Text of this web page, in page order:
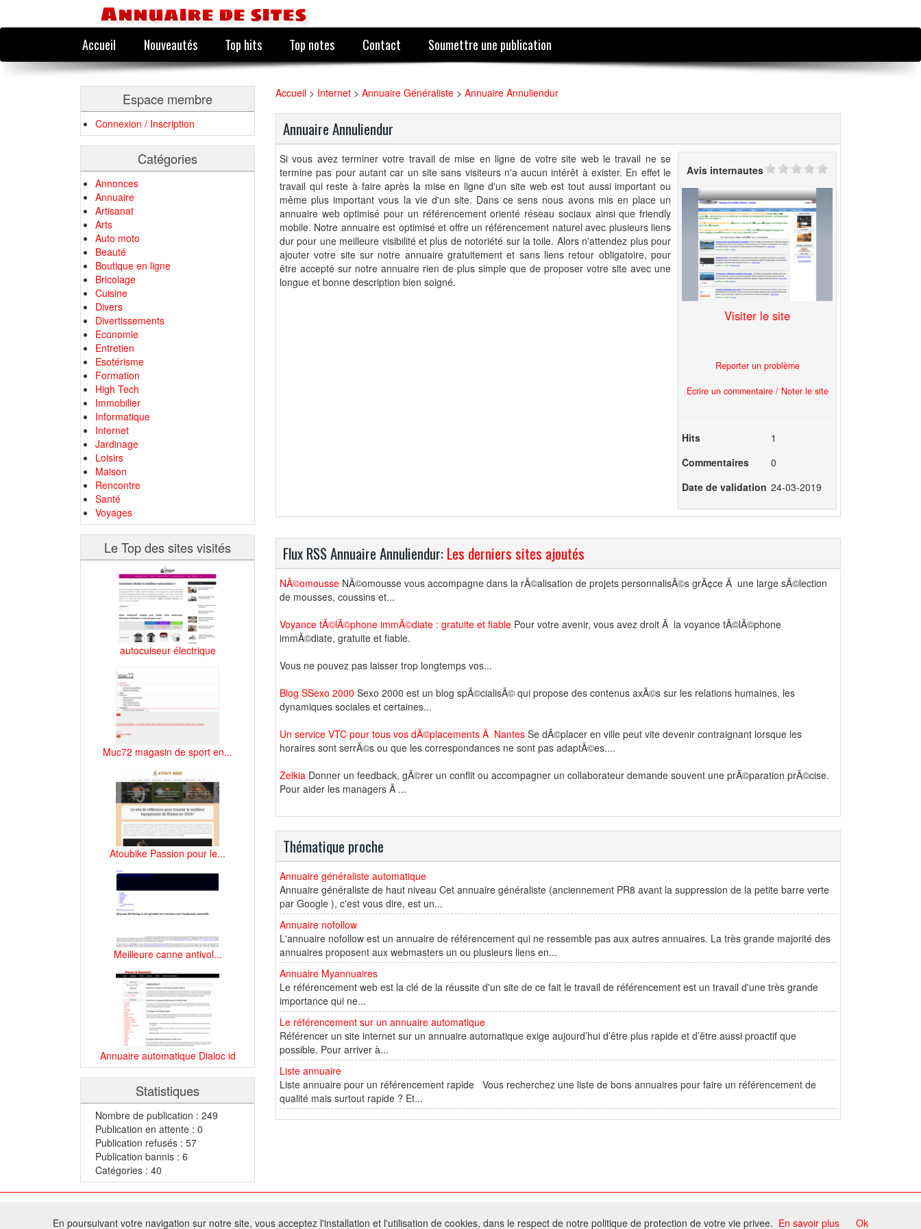
Annuaire de sites
Accueil Nouveautés Top hits Top notes Contact Soumettre une publication
Espace membre
Connexion / Inscription
Catégories
Annonces
Annuaire
Artisanat
Arts
Auto moto
Beauté
Boutique en ligne
Bricolage
Cuisine
Divers
Divertissements
Economie
Entretien
Esotérisme
Formation
High Tech
Immobilier
Informatique
Internet
Jardinage
Loisirs
Maison
Rencontre
Santé
Voyages
Le Top des sites visités
autocuiseur électrique
Muc72 magasin de sport en...
Atoubike Passion pour le...
Meilleure canne antivol...
Annuaire automatique Dialoc id
Statistiques
Nombre de publication : 249
Publication en attente : 0
Publication refusés : 57
Publication bannis : 6
Catégories : 40
Accueil > Internet > Annuaire Généraliste > Annuaire Annuliendur
Annuaire Annuliendur
Si vous avez terminer votre travail de mise en ligne de votre site web le travail ne se
termine pas pour autant car un site sans visiteurs n'a aucun intérêt à exister. En effet le
travail qui reste à faire après la mise en ligne d'un site web est tout aussi important ou
même plus important vous la vie d'un site. Dans ce sens nous avons mis en place un
annuaire web optimisé pour un référencement orienté réseau sociaux ainsi que friendly
mobile. Notre annuaire est optimisé et offre un référencement naturel avec plusieurs liens
dur pour une meilleure visibilité et plus de notoriété sur la toile. Alors n'attendez plus pour
ajouter votre site sur notre annuaire gratuitement et sans liens retour obligatoire, pour
être accepté sur notre annuaire rien de plus simple que de proposer votre site avec une
longue et bonne description bien soigné.
Avis internautes
Visiter le site
Reporter un problème
Ecrire un commentaire / Noter le site
Hits
1
Commentaires
0
Date de validation 24-03-2019
Flux RSS Annuaire Annuliendur:Les derniers sites ajoutés
NÃ©omousse NÃ©omousse vous accompagne dans la rÃ©alisation de projets personnalisÃ©s grÃ¢ce Ã une large sÃ©lection
de mousses, coussins et...
Voyance tÃ©lÃ©phone immÃ©diate : gratuite et fiable Pour votre avenir, vous avez droit Ã la voyance tÃ©lÃ©phone
immÃ©diate, gratuite et fiable.
Vous ne pouvez pas laisser trop longtemps vos...
Blog SSexo 2000 Sexo 2000 est un blog spÃ©cialisÃ© qui propose des contenus axÃ©s sur les relations humaines, les
dynamiques sociales et certaines...
Un service VTC pour tous vos dÃ©placements Ã Nantes Se dÃ©placer en ville peut vite devenir contraignant lorsque les
horaires sont serrÃ©s ou que les correspondances ne sont pas adaptÃ©es....
Zelkia Donner un feedback, gÃ©rer un conflit ou accompagner un collaborateur demande souvent une prÃ©paration prÃ©cise.
Pour aider les managers Ã ...
Thématique proche
Annuaire généraliste automatique
Annuaire généraliste de haut niveau Cet annuaire généraliste (anciennement PR8 avant la suppression de la petite barre verte
par Google ), c'est vous dire, est un...
Annuaire nofollow
L'annuaire nofollow est un annuaire de référencement qui ne ressemble pas aux autres annuaires. La très grande majorité des
annuaires proposent aux webmasters un ou plusieurs liens en...
Annuaire Myannuaires
Le référencement web est la clé de la réussite d'un site de ce fait le travail de référencement est un travail d'une très grande
importance qui ne...
Le référencement sur un annuaire automatique
Référencer un site internet sur un annuaire automatique exige aujourd’hui d’être plus rapide et d’être aussi proactif que
possible. Pour arriver à...
Liste annuaire
Liste annuaire pour un référencement rapide Vous recherchez une liste de bons annuaires pour faire un référencement de
qualité mais surtout rapide ? Et...
Tous droits réservés - Toute reproduction du contenu de ce site, même partielle, est interdite sans accord du propriétaire.
En poursuivant votre navigation sur notre site, vous acceptez l'installation et l'utilisation de cookies, dans le respect de notre politique de protection de votre vie privee. En savoir plus Ok